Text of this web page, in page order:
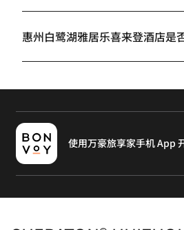
惠州白鹭湖雅居乐喜来登酒店是
使用万豪旅享家手机 App